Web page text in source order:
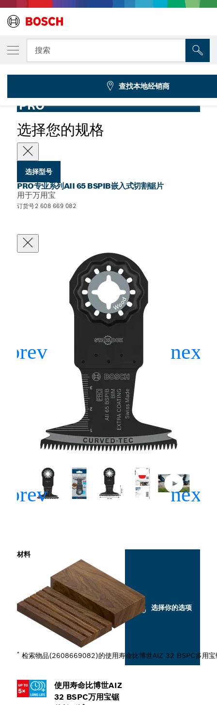
搜索
... PRO专业系列AII 65 BSPIB嵌入式切割锯片
PRO
选择您的规格
选择型号
PRO专业系列AII 65 BSPIB嵌入式切割锯片
用于万用宝
订货号2 608 669 082
使用寿命比博世AIZ
32 BSPC万用宝锯
材料
* 检索物品(2608669082)的使用寿命比博世AIZ 32 BSPC多用宝
选择你的选项
您选择的型号
PRO专业系列AII 65 BSPIB多用宝锯条，65 x
2 608 669 082
查找本地经销商